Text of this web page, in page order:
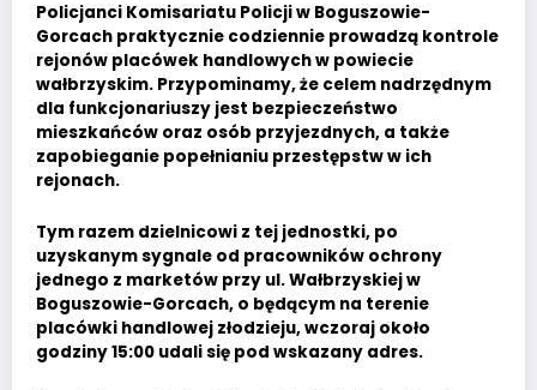
Policjanci Komisariatu Policji w Boguszowie-
Gorcach praktycznie codziennie prowadzą kontrole
rejonów placówek handlowych w powiecie
wałbrzyskim. Przypominamy, że celem nadrzędnym
dla funkcjonariuszy jest bezpieczeństwo
mieszkańców oraz osób przyjezdnych, a także
zapobieganie popełnianiu przestępstw w ich
rejonach.
Tym razem dzielnicowi z tej jednostki, po
uzyskanym sygnale od pracowników ochrony
jednego z marketów przy ul. Wałbrzyskiej w
Boguszowie-Gorcach, o będącym na terenie
placówki handlowej złodzieju, wczoraj około
godziny 15:00 udali się pod wskazany adres.